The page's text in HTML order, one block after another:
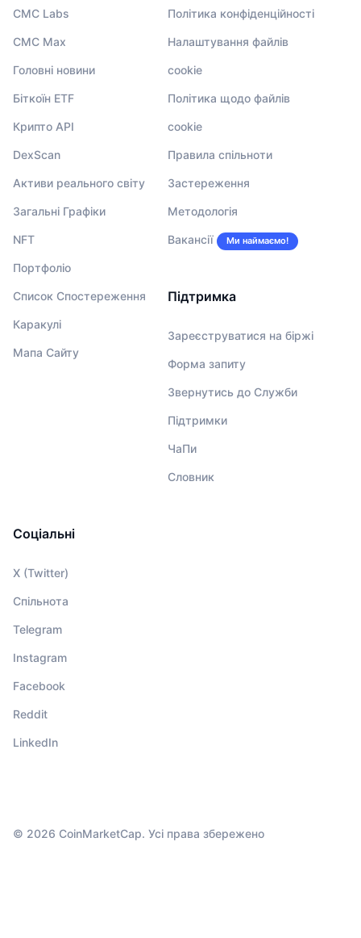
CMC Labs
CMC Max
Головні новини
Біткоїн ETF
Крипто API
DexScan
Активи реального світу
Загальні Графіки
NFT
Портфоліо
Список Спостереження
Каракулі
Мапа Сайту
Політика конфіденційності
Налаштування файлів
cookie
Політика щодо файлів
cookie
Правила спільноти
Застереження
Методологія
Вакансії Ми наймаємо!
Підтримка
Зареєструватися на біржі
Форма запиту
Звернутись до Служби
Підтримки
ЧаПи
Словник
Соціальні
X (Twitter)
Спільнота
Telegram
Instagram
Facebook
Reddit
LinkedIn
© 2026 CoinMarketCap. Усі права збережено